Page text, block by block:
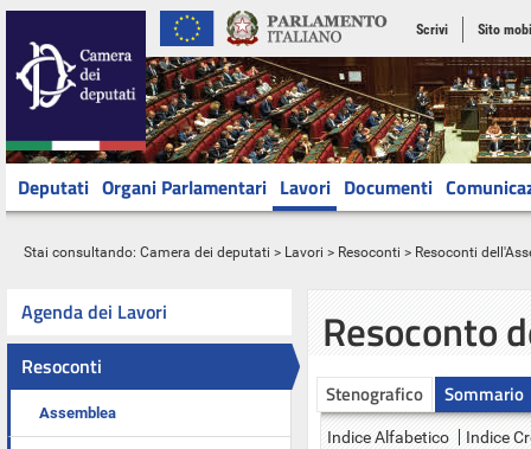
Scrivi Sito
Deputati Organi Parlamentari Lavori Documenti
Stai consultando: Camera dei deputati > Lavori > Resoconti > Resoconti
Agenda dei Lavori
Resoconti
Assemblea
Resoconto
Stenografico Sommario
Indice Alfabetico Indice